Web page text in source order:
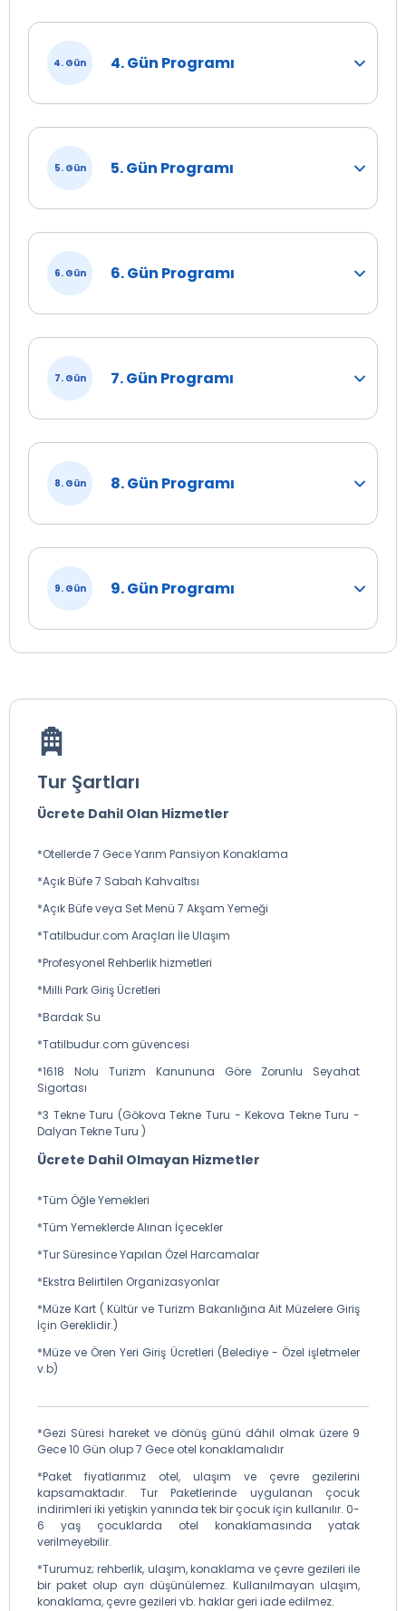
4. Gün 4. Gün Programı
5. Gün 5. Gün Programı
6. Gün 6. Gün Programı
7. Gün 7. Gün Programı
8. Gün 8. Gün Programı
9. Gün 9. Gün Programı
Tur Şartları
Ücrete Dahil Olan Hizmetler
*Otellerde 7 Gece Yarım Pansiyon Konaklama
*Açık Büfe 7 Sabah Kahvaltısı
*Açık Büfe veya Set Menü 7 Akşam Yemeği
*Tatilbudur.com Araçları İle Ulaşım
*Profesyonel Rehberlik hizmetleri
*Milli Park Giriş Ücretleri
*Bardak Su
*Tatilbudur.com güvencesi
*1618 Nolu Turizm Kanununa Göre Zorunlu Seyahat
Sigortası
*3 Tekne Turu (Gökova Tekne Turu - Kekova Tekne Turu -
Dalyan Tekne Turu )
Ücrete Dahil Olmayan Hizmetler
*Tüm Öğle Yemekleri
*Tüm Yemeklerde Alınan İçecekler
*Tur Süresince Yapılan Özel Harcamalar
*Ekstra Belirtilen Organizasyonlar
*Müze Kart ( Kültür ve Turizm Bakanlığına Ait Müzelere Giriş
İçin Gereklidir.)
*Müze ve Ören Yeri Giriş Ücretleri (Belediye - Özel işletmeler
v.b)
*Gezi Süresi hareket ve dönüş günü dâhil olmak üzere 9
Gece 10 Gün olup 7 Gece otel konaklamalıdır
*Paket fiyatlarımız otel, ulaşım ve çevre gezilerini
kapsamaktadır. Tur Paketlerinde uygulanan çocuk
indirimleri iki yetişkin yanında tek bir çocuk için kullanılır. 0-
6 yaş çocuklarda otel konaklamasında yatak
verilmeyebilir.
*Turumuz; rehberlik, ulaşım, konaklama ve çevre gezileri ile
bir paket olup ayrı düşünülemez. Kullanılmayan ulaşım,
konaklama, çevre gezileri vb. haklar geri iade edilmez.